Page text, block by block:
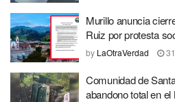
Murillo anuncia
Ruiz por protesta
by LaOtraVerdad
Comunidad de
abandono total en el